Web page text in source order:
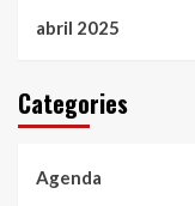
abril 2025
Categories
Agenda